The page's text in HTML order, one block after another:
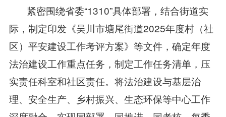
紧密围绕省委“1310”具体部署，结合街道实
际，制定印发《吴川市塘尾街道2025年度村（社
区）平安建设工作考评方案》等文件，确定年度
法治建设工作重点任务，制定工作任务清单，压
实责任科室和社区责任。将法治建设与基层治
理、安全生产、乡村振兴、生态环保等中心工作